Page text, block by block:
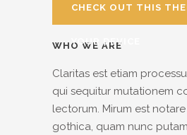
CHECK OUT THIS
YOUR DEVICE
WHO WE ARE
Claritas est etiam
qui sequitur mutationem
lectorum. Mirum est
gothica, quam nunc